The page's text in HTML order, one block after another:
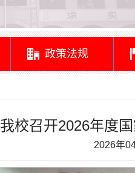
政策法规
我校召开2026年度
2026年